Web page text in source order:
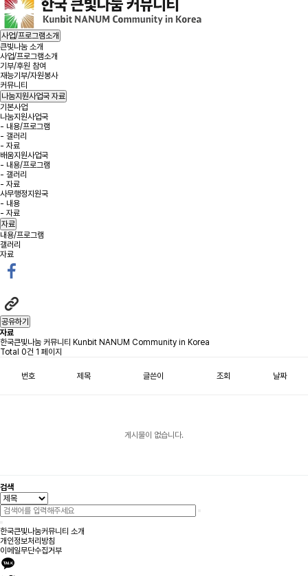
사업/프로그램소개
큰빛나눔 소개
사업/프로그램소개
기부/후원 참여
재능기부/자원봉사
커뮤니티
나눔지원사업국 자료
기본사업
나눔지원사업국
- 내용/프로그램
- 갤러리
- 자료
배움지원사업국
- 내용/프로그램
- 갤러리
- 자료
사무행정지원국
- 내용
- 자료
자료
내용/프로그램
갤러리
자료
공유하기
자료
한국큰빛나눔 커뮤니티 Kunbit NANUM Community in Korea
Total 0건 1 페이지
번호 제목 글쓴이 조회 날짜
게시물이 없습니다.
검색
한국큰빛나눔커뮤니티 소개
개인정보처리방침
이메일무단수집거부